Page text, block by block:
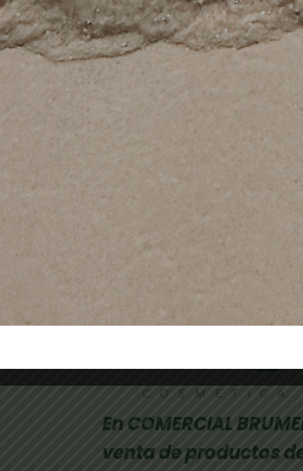
Añadir al carrito
En COMERCIAL
venta de productos